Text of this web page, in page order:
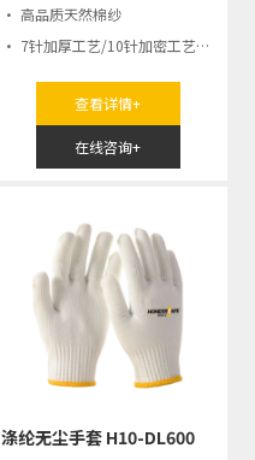
· 高品质天然棉纱
· 7针加厚工艺/10针加密工艺，
查看详情+
在线咨询+
涤纶无尘手套 H10-DL600